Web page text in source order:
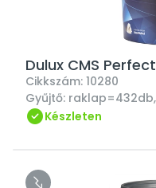
Dulux CMS
Cikkszám: 10280
Gyűjtő:
Készleten